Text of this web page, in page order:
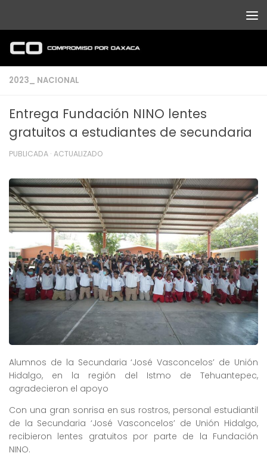
2023_ NACIONAL
Entrega Fundación NINO lentes
gratuitos a estudiantes de secundaria
PUBLICADA · ACTUALIZADO
Alumnos de la Secundaria ‘José Vasconcelos’ de Unión
Hidalgo, en la región del Istmo de Tehuantepec,
agradecieron el apoyo
Con una gran sonrisa en sus rostros, personal estudiantil
de la Secundaria ‘José Vasconcelos’ de Unión Hidalgo,
recibieron lentes gratuitos por parte de la Fundación
NINO.